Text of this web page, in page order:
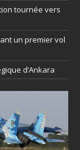
tournée vers
un premier vol
d’Ankara